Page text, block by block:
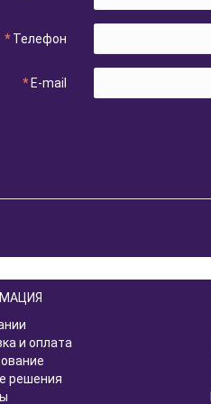
Телефон
E-mail
и оплата
решения